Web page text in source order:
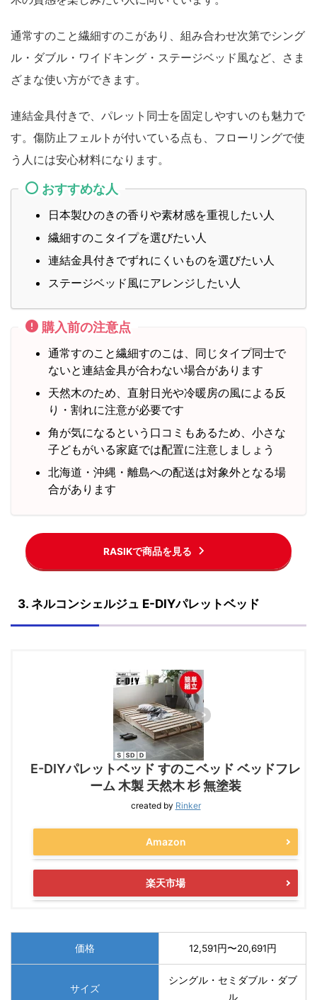
通常すのこと繊細すのこがあり、組み合わせ次第でシング
ル・ダブル・ワイドキング・ステージベッド風など、さま
ざまな使い方ができます。
連結金具付きで、パレット同士を固定しやすいのも魅力で
す。傷防止フェルトが付いている点も、フローリングで使
う人には安心材料になります。
おすすめな人
日本製ひのきの香りや素材感を重視したい人
繊細すのこタイプを選びたい人
連結金具付きでずれにくいものを選びたい人
ステージベッド風にアレンジしたい人
購入前の注意点
通常すのこと繊細すのこは、同じタイプ同士で
ないと連結金具が合わない場合があります
天然木のため、直射日光や冷暖房の風による反
り・割れに注意が必要です
角が気になるという口コミもあるため、小さな
子どもがいる家庭では配置に注意しましょう
北海道・沖縄・離島への配送は対象外となる場
合があります
RASIKで商品を見る
3. ネルコンシェルジュ E-DIYパレットベッド
E-DIYパレットベッド すのこベッド ベッドフレ
ーム 木製 天然木 杉 無塗装
created by Rinker
Amazon
楽天市場
価格 12,591円〜20,691円
サイズ
シングル・セミダブル・ダブ
ル